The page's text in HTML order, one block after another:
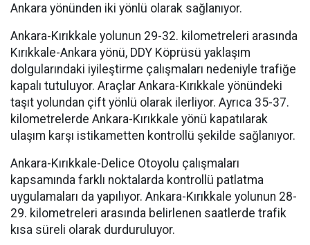
Ankara yönünden iki yönlü olarak sağlanıyor.
Ankara-Kırıkkale yolunun 29-32. kilometreleri arasında
Kırıkkale-Ankara yönü, DDY Köprüsü yaklaşım
dolgularındaki iyileştirme çalışmaları nedeniyle trafiğe
kapalı tutuluyor. Araçlar Ankara-Kırıkkale yönündeki
taşıt yolundan çift yönlü olarak ilerliyor. Ayrıca 35-37.
kilometrelerde Ankara-Kırıkkale yönü kapatılarak
ulaşım karşı istikametten kontrollü şekilde sağlanıyor.
Ankara-Kırıkkale-Delice Otoyolu çalışmaları
kapsamında farklı noktalarda kontrollü patlatma
uygulamaları da yapılıyor. Ankara-Kırıkkale yolunun 28-
29. kilometreleri arasında belirlenen saatlerde trafik
kısa süreli olarak durduruluyor.